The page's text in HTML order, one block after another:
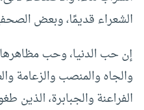
الشعراء قديمًا، وبعض
إن حب الدنيا، وحب مظاهرها
والجاه والمنصب والزعامة
الفراعنة والجبابرة، الذين